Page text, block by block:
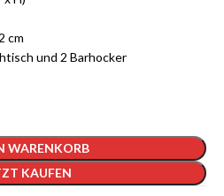
cm
und 2 Barhocker
WARENKORB
KAUFEN